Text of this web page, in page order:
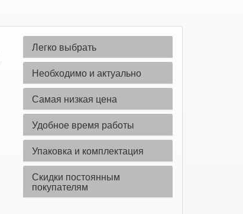
Легко выбрать
Необходимо и актуально
Самая низкая цена
Удобное время работы
Упаковка и комплектация
Скидки постоянным
покупателям